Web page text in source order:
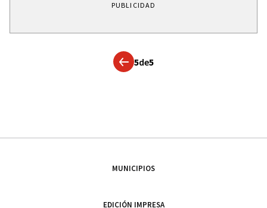
PUBLICIDAD
5de5
MUNICIPIOS
EDICIÓN IMPRESA